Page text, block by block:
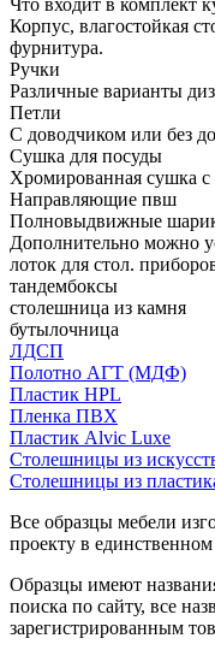
Корпус, влагостойкая
фурнитура.
Ручки
Различные варианты
Петли
С доводчиком или без
Сушка для посуды
Хромированная сушка
Направляющие пвш
Полновыдвижные
Дополнительно можно
лоток для стол.
тандембоксы
столешница из камня
бутылочница
ЛДСП
Полотно АГТ (МДФ)
Пластик HPL
Пленка ПВХ
Пластик Alvic Luxe
Столешницы из
Столешницы из
Все образцы мебели
проекту в единственном
Образцы имеют
поиска по сайту, все
зарегистрированным